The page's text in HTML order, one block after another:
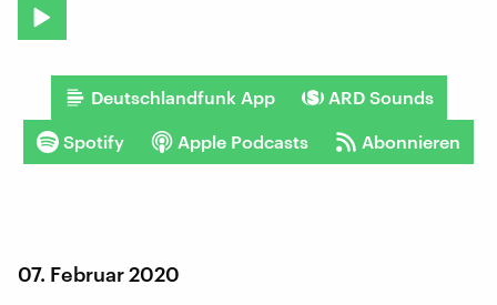
Deutschlandfunk App ARD Sounds
Spotify Apple Podcasts Abonnieren
07. Februar 2020